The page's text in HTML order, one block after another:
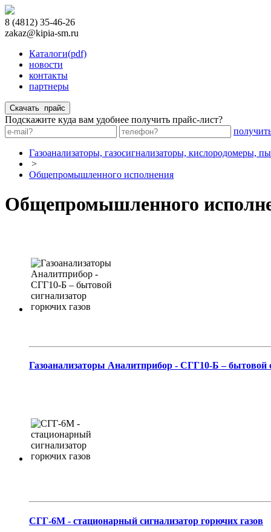
8 (4812) 35-46-26
zakaz@kipia-sm.ru
Каталоги(pdf)
новости
контакты
партнеры
Подскажите куда вам удобнее получить прайс-лист?
Газоанализаторы, газосигнализаторы, кислородомеры,
>
Общепромышленного исполнения
Общепромышленного
Газоанализаторы Аналитприбор - СГГ10-Б – бытовой
СГГ-6М - стационарный сигнализатор горючих газов